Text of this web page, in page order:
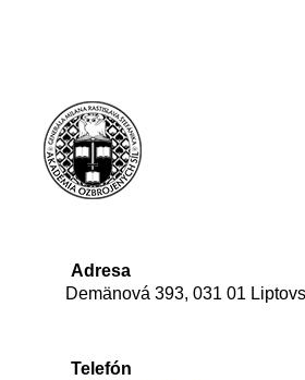
Adresa
Demänová 393, 031 01
Telefón